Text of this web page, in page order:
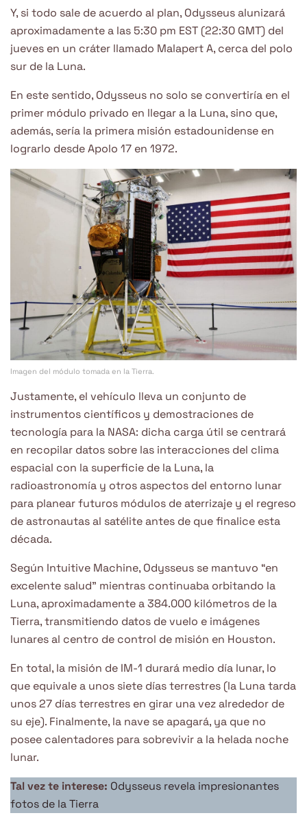
Y, si todo sale de acuerdo al plan, Odysseus alunizará
aproximadamente a las 5:30 pm EST (22:30 GMT) del
jueves en un cráter llamado Malapert A, cerca del polo
sur de la Luna.
En este sentido, Odysseus no solo se convertiría en el
primer módulo privado en llegar a la Luna, sino que,
además, sería la primera misión estadounidense en
lograrlo desde Apolo 17 en 1972.
Imagen del módulo tomada en la Tierra.
Justamente, el vehículo lleva un conjunto de
instrumentos científicos y demostraciones de
tecnología para la NASA: dicha carga útil se centrará
en recopilar datos sobre las interacciones del clima
espacial con la superficie de la Luna, la
radioastronomía y otros aspectos del entorno lunar
para planear futuros módulos de aterrizaje y el regreso
de astronautas al satélite antes de que finalice esta
década.
Según Intuitive Machine, Odysseus se mantuvo “en
excelente salud” mientras continuaba orbitando la
Luna, aproximadamente a 384.000 kilómetros de la
Tierra, transmitiendo datos de vuelo e imágenes
lunares al centro de control de misión en Houston.
En total, la misión de IM-1 durará medio día lunar, lo
que equivale a unos siete días terrestres (la Luna tarda
unos 27 días terrestres en girar una vez alrededor de
su eje). Finalmente, la nave se apagará, ya que no
posee calentadores para sobrevivir a la helada noche
lunar.
Tal vez te interese: Odysseus revela impresionantes
fotos de la Tierra